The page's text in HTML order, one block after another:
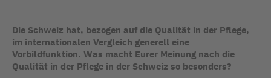
Die Schweiz hat, bezogen auf die Qualität in der Pflege,
im internationalen Vergleich generell eine
Vorbildfunktion. Was macht Eurer Meinung nach die
Qualität in der Pflege in der Schweiz so besonders?